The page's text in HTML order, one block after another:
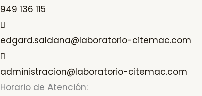
949 136 115
edgard.saldana@laboratorio-citemac.com
administracion@laboratorio-citemac.com
Horario de Atención: